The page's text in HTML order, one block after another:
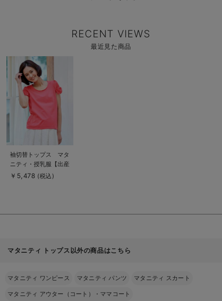
RECENT VIEWS
最近見た商品
商
品
細
見
る
商
品
詳
細
を
袖切替トップス マタ
ニティ・授乳服【出産
後も長く使える】
￥5,478 (税込)
マタニティ トップス以外の商品はこちら
マタニティ ワンピース マタニティ パンツ マタニティ スカート
マタニティ アウター（コート）・ママコート